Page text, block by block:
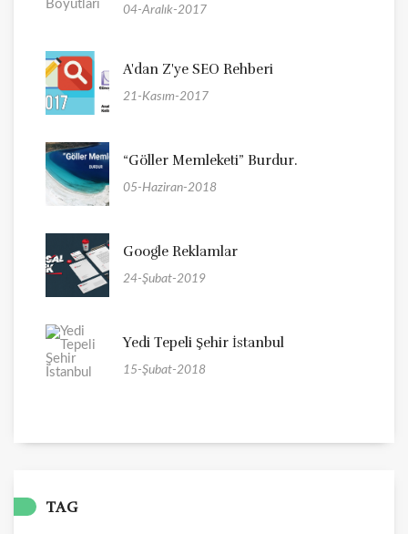
04-Aralık-2017
A'dan Z'ye SEO Rehberi
21-Kasım-2017
“Göller Memleketi” Burdur.
05-Haziran-2018
Google Reklamlar
24-Şubat-2019
Yedi Tepeli Şehir İstanbul
15-Şubat-2018
TAG